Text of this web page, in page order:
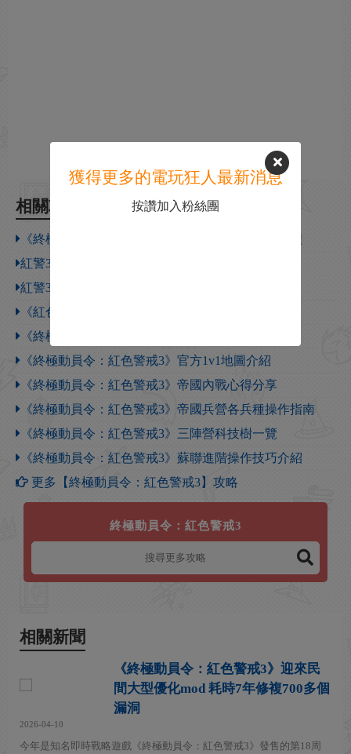
相關攻略
《終極動員令：紅色警戒3》遊俠對戰平台聯機教程
紅警3局域網聯機教程
紅警3隱藏國家
《紅色警戒3》增援代碼大全
《終極動員令：紅色警戒3》各部門簡稱介紹
《終極動員令：紅色警戒3》官方1v1地圖介紹
《終極動員令：紅色警戒3》帝國內戰心得分享
《終極動員令：紅色警戒3》帝國兵營各兵種操作指南
《終極動員令：紅色警戒3》三陣營科技樹一覽
《終極動員令：紅色警戒3》蘇聯進階操作技巧介紹
更多【終極動員令：紅色警戒3】攻略
終極動員令：紅色警戒3
相關新聞
《終極動員令：紅色警戒3》迎來民
間大型優化mod 耗時7年修複700多個
漏洞
2026-04-10
今年是知名即時戰略遊戲《終極動員令：紅色警戒3》發售的第18周
獲得更多的電玩狂人最新消息
按讚加入粉絲團